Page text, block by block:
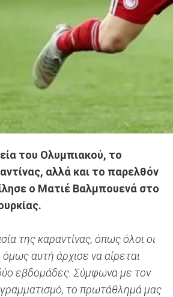
του Ολυμπιακού, το
αλλά και το παρελθόν
ο Ματιέ Βαλμπουενά στο
της καραντίνας, όπως όλοι οι
αυτή άρχισε να αίρεται
εβδομάδες. Σύμφωνα με τον
το πρωτάθλημά μας